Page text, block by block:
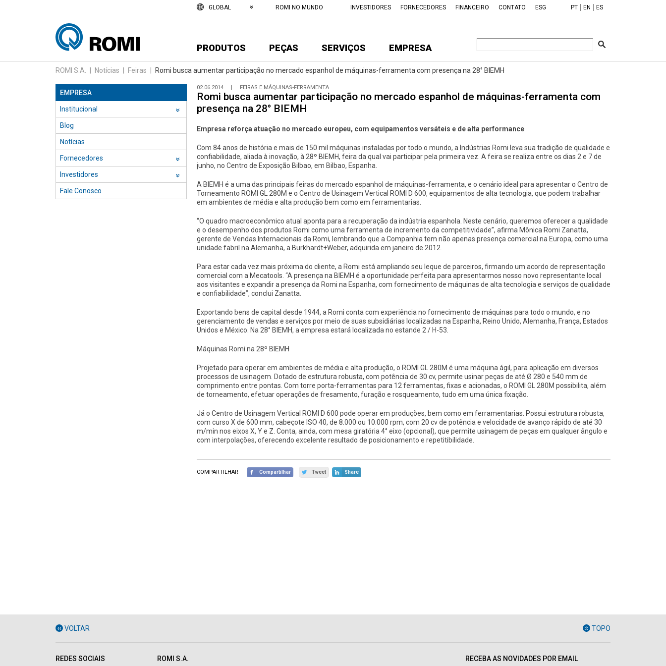
GLOBAL ROMI NO MUNDO INVESTIDORES FORNECEDORES FINANCEIRO CONTATO ESG PT EN ES
PRODUTOS PEÇAS SERVIÇOS EMPRESA
ROMI S.A. Notícias Feiras Romi busca aumentar participação no mercado espanhol de máquinas-ferramenta com presença na 28° BIEMH
EMPRESA
Institucional ››
Blog
Notícias
Fornecedores ››
Investidores ››
Fale Conosco
02.06.2014 | FEIRAS E MÁQUINAS-FERRAMENTA
Romi busca aumentar participação no mercado espanhol de máquinas-ferramenta com
presença na 28° BIEMH
Empresa reforça atuação no mercado europeu, com equipamentos versáteis e de alta performance
Com 84 anos de história e mais de 150 mil máquinas instaladas por todo o mundo, a Indústrias Romi leva sua tradição de qualidade e
confiabilidade, aliada à inovação, à 28º BIEMH, feira da qual vai participar pela primeira vez. A feira se realiza entre os dias 2 e 7 de
junho, no Centro de Exposição Bilbao, em Bilbao, Espanha.
A BIEMH é a uma das principais feiras do mercado espanhol de máquinas-ferramenta, e o cenário ideal para apresentar o Centro de
Torneamento ROMI GL 280M e o Centro de Usinagem Vertical ROMI D 600, equipamentos de alta tecnologia, que podem trabalhar
em ambientes de média e alta produção bem como em ferramentarias.
“O quadro macroeconômico atual aponta para a recuperação da indústria espanhola. Neste cenário, queremos oferecer a qualidade
e o desempenho dos produtos Romi como uma ferramenta de incremento da competitividade”, afirma Mônica Romi Zanatta,
gerente de Vendas Internacionais da Romi, lembrando que a Companhia tem não apenas presença comercial na Europa, como uma
unidade fabril na Alemanha, a Burkhardt+Weber, adquirida em janeiro de 2012.
Para estar cada vez mais próxima do cliente, a Romi está ampliando seu leque de parceiros, firmando um acordo de representação
comercial com a Mecatools. “A presença na BIEMH é a oportunidade perfeita para apresentarmos nosso novo representante local
aos visitantes e expandir a presença da Romi na Espanha, com fornecimento de máquinas de alta tecnologia e serviços de qualidade
e confiabilidade”, conclui Zanatta.
Exportando bens de capital desde 1944, a Romi conta com experiência no fornecimento de máquinas para todo o mundo, e no
gerenciamento de vendas e serviços por meio de suas subsidiárias localizadas na Espanha, Reino Unido, Alemanha, França, Estados
Unidos e México. Na 28° BIEMH, a empresa estará localizada no estande 2 / H-53.
Máquinas Romi na 28º BIEMH
Projetado para operar em ambientes de média e alta produção, o ROMI GL 280M é uma máquina ágil, para aplicação em diversos
processos de usinagem. Dotado de estrutura robusta, com potência de 30 cv, permite usinar peças de até Ø 280 e 540 mm de
comprimento entre pontas. Com torre porta-ferramentas para 12 ferramentas, fixas e acionadas, o ROMI GL 280M possibilita, além
de torneamento, efetuar operações de fresamento, furação e rosqueamento, tudo em uma única fixação.
Já o Centro de Usinagem Vertical ROMI D 600 pode operar em produções, bem como em ferramentarias. Possui estrutura robusta,
com curso X de 600 mm, cabeçote ISO 40, de 8.000 ou 10.000 rpm, com 20 cv de potência e velocidade de avanço rápido de até 30
m/min nos eixos X, Y e Z. Conta, ainda, com mesa giratória 4° eixo (opcional), que permite usinagem de peças em qualquer ângulo e
com interpolações, oferecendo excelente resultado de posicionamento e repetitibilidade.
COMPARTILHAR Compartilhar Tweet Share
VOLTAR TOPO
REDES SOCIAIS ROMI S.A. RECEBA AS NOVIDADES POR EMAIL